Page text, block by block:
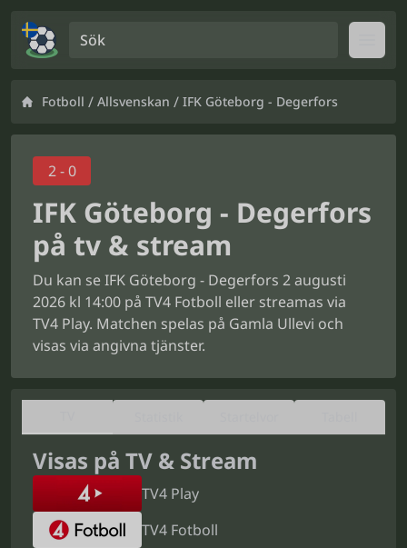
Fotboll / Allsvenskan / IFK Göteborg - Degerfors
2 - 0
IFK Göteborg - Degerfors
på tv & stream
Du kan se IFK Göteborg - Degerfors 2 augusti
2026 kl 14:00 på TV4 Fotboll eller streamas via
TV4 Play. Matchen spelas på Gamla Ullevi och
visas via angivna tjänster.
Visas på TV & Stream
TV4 Play
TV4 Fotboll